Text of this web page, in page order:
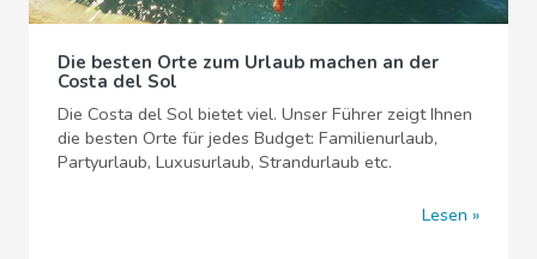
Die besten Orte zum Urlaub machen an der
Costa del Sol
Die Costa del Sol bietet viel. Unser Führer zeigt Ihnen
die besten Orte für jedes Budget: Familienurlaub,
Partyurlaub, Luxusurlaub, Strandurlaub etc.
Lesen